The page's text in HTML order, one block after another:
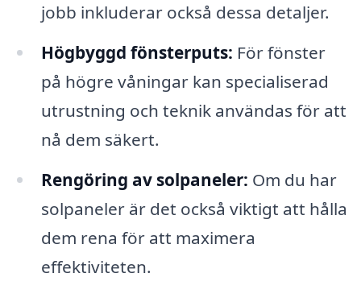
jobb inkluderar också dessa detaljer.
Högbyggd fönsterputs: För fönster
på högre våningar kan specialiserad
utrustning och teknik användas för att
nå dem säkert.
Rengöring av solpaneler: Om du har
solpaneler är det också viktigt att hålla
dem rena för att maximera
effektiviteten.